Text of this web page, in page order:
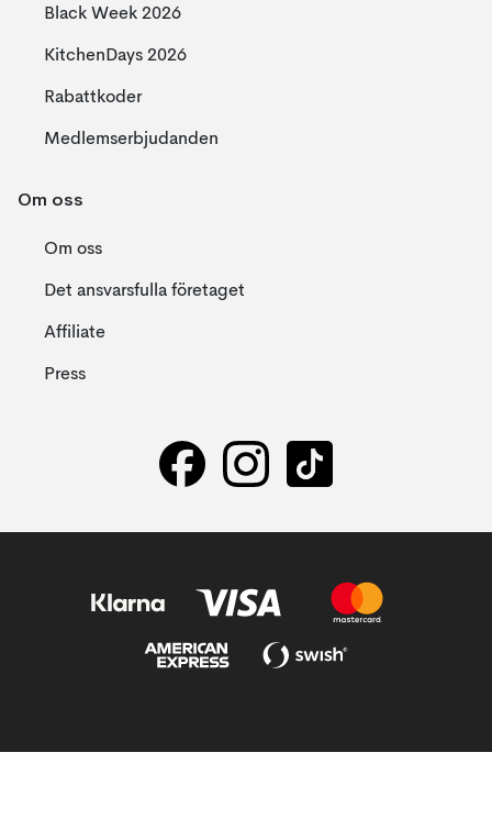
Black Week 2026
KitchenDays 2026
Rabattkoder
Medlemserbjudanden
Om oss
Om oss
Det ansvarsfulla företaget
Affiliate
Press